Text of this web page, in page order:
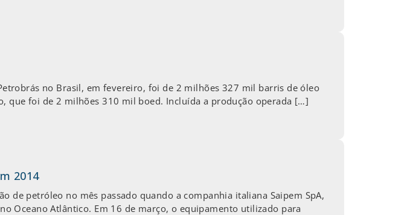
no Brasil, em fevereiro, foi de 2 milhões 327 mil barris de óleo
que foi de 2 milhões 310 mil boed. Incluída a produção operada […]
2014
de petróleo no mês passado quando a companhia italiana Saipem SpA,
Oceano Atlântico. Em 16 de março, o equipamento utilizado para